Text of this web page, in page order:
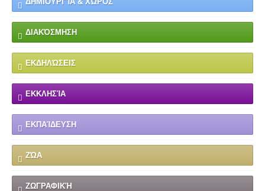
ΔΙΑΚΌΣΜΗΣΗ
ΕΚΔΗΛΏΣΕΙΣ
ΕΚΚΛΗΣΊΑ
ΕΚΠΑΊΔΕΥΣΗ
ΖΏΑ
ΖΩΓΡΑΦΙΚΉ